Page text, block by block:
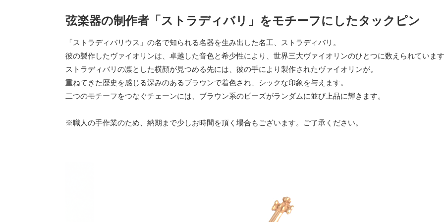
弦楽器の制作者「ストラディバリ」をモチーフにしたタックピン
「ストラディバリウス」の名で知られる名器を生み出した名工、ストラディバリ。
彼の製作したヴァイオリンは、卓越した音色と希少性により、世界三大ヴァイオリンのひとつに数えられていま
ストラディバリの凛とした横顔が見つめる先には、彼の手により製作されたヴァイオリンが。
重ねてきた歴史を感じる深みのあるブラウンで着色され、シックな印象を与えます。
二つのモチーフをつなぐチェーンには、ブラウン系のビーズがランダムに並び上品に輝きます。
※職人の手作業のため、納期まで少しお時間を頂く場合もございます。ご了承ください。